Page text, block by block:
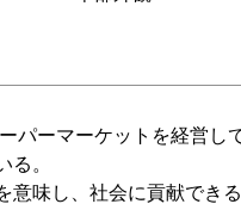
パーマーケットを経営
。
味し、社会に貢献でき